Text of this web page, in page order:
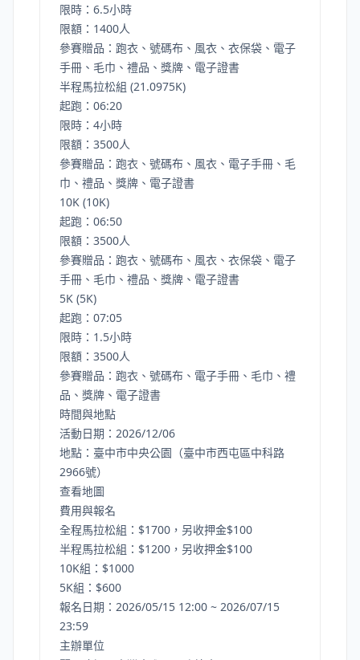
限時：6.5小時
限額：1400人
參賽贈品：跑衣、號碼布、風衣、衣保袋、電子
手冊、毛巾、禮品、獎牌、電子證書
半程馬拉松組 (21.0975K)
起跑：06:20
限時：4小時
限額：3500人
參賽贈品：跑衣、號碼布、風衣、電子手冊、毛
巾、禮品、獎牌、電子證書
10K (10K)
起跑：06:50
限額：3500人
參賽贈品：跑衣、號碼布、風衣、衣保袋、電子
手冊、毛巾、禮品、獎牌、電子證書
5K (5K)
起跑：07:05
限時：1.5小時
限額：3500人
參賽贈品：跑衣、號碼布、電子手冊、毛巾、禮
品、獎牌、電子證書
時間與地點
活動日期：2026/12/06
地點：臺中市中央公園（臺中市西屯區中科路
2966號）
查看地圖
費用與報名
全程馬拉松組：$1700，另收押金$100
半程馬拉松組：$1200，另收押金$100
10K組：$1000
5K組：$600
報名日期：2026/05/15 12:00 ~ 2026/07/15
23:59
主辦單位